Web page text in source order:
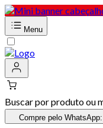
Menu
Buscar por produto ou
Compre pelo